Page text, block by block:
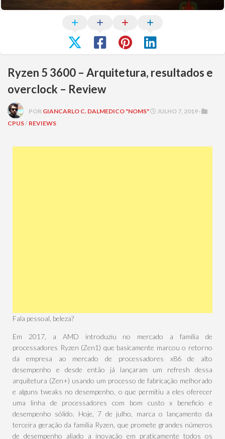
Ryzen 5 3600 – Arquitetura, resultados e
overclock – Review
POR GIANCARLO C. DALMEDICO "NOMS"
JULHO 7, 2019 ·
CPUS/ REVIEWS
Fala pessoal, beleza?
Em 2017, a AMD introduziu no mercado a família de
processadores Ryzen (Zen1) que basicamente marcou o retorno
da empresa ao mercado de processadores x86 de alto
desempenho e desde então já lançaram um refresh dessa
arquitetura (Zen+) usando um processo de fabricação melhorado
e alguns tweaks no desempenho, o que permitiu a eles oferecer
uma linha de processadores com bom custo x beneficio e
desempenho sólido. Hoje, 7 de julho, marca o lançamento da
terceira geração da família Ryzen, que promete grandes números
de desempenho aliado a inovação em praticamente todos os